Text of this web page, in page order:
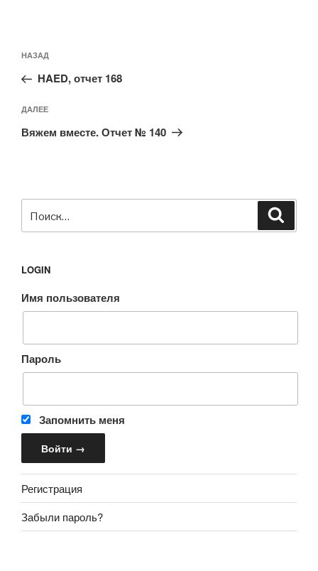
по
записям
Предыдущая
запись:
НАЗАД
HAED, отчет 168
Следующая
запись
ДАЛЕЕ
Вяжем вместе. Отчет № 140
LOGIN
Имя пользователя
Пароль
Запомнить меня
Регистрация
Забыли пароль?